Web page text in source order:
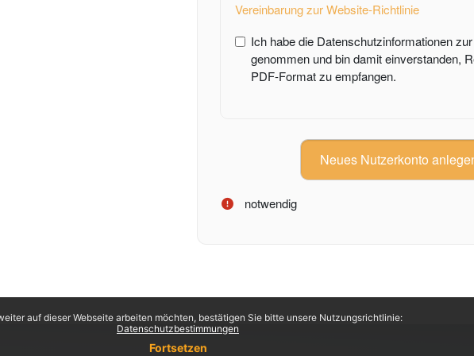
auf dieser Webseite arbeiten möchten, bestätigen Sie bitte unsere Nutzungsrichtlinie:
Datenschutzbestimmungen
Fortsetzen
Vereinbarung zur Website-Richtlinie
Ich habe die Datenschutzinformationen
genommen und bin damit einverstanden,
PDF-Format zu empfangen.
notwendig